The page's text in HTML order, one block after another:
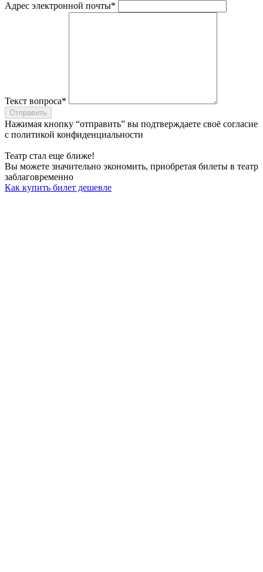
Адрес электронной почты*
Текст вопроса*
Отправить
Нажимая кнопку “отправить” вы подтверждаете своё согласие
с политикой конфиденциальности
Театр стал еще ближе!
Вы можете значительно экономить, приобретая билеты в театр
заблаговременно
Как купить билет дешевле